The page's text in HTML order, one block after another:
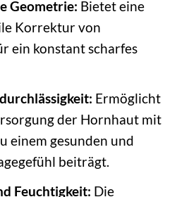
Geometrie: Bietet eine
Korrektur von
ein konstant scharfes
Ermöglicht
der Hornhaut mit
einem gesunden und
beiträgt.
Feuchtigkeit: Die